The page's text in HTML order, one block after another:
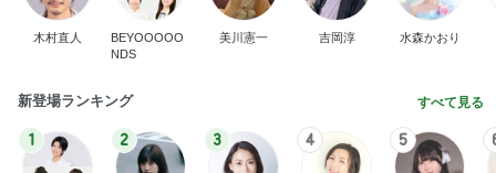
木村直人
BEYOOOOO
NDS
美川憲一 吉岡淳 水森かおり
新登場ランキング すべて見る
1 2 3 4 5